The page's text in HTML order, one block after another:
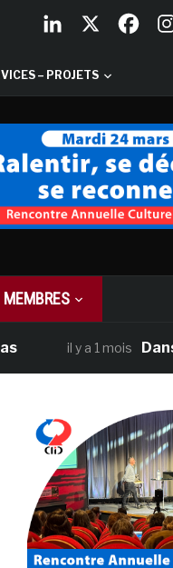
– PROJETS
MEMBRES
il y a 1 mois Dans le